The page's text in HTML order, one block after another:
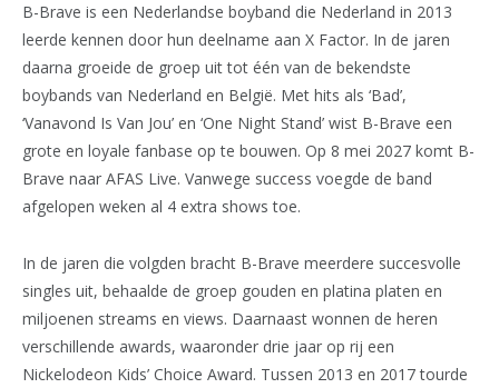
B-Brave is een Nederlandse boyband die Nederland in 2013
leerde kennen door hun deelname aan X Factor. In de jaren
daarna groeide de groep uit tot één van de bekendste
boybands van Nederland en België. Met hits als ‘Bad’,
‘Vanavond Is Van Jou’ en ‘One Night Stand’ wist B-Brave een
grote en loyale fanbase op te bouwen. Op 8 mei 2027 komt B-
Brave naar AFAS Live. Vanwege success voegde de band
afgelopen weken al 4 extra shows toe.
In de jaren die volgden bracht B-Brave meerdere succesvolle
singles uit, behaalde de groep gouden en platina platen en
miljoenen streams en views. Daarnaast wonnen de heren
verschillende awards, waaronder drie jaar op rij een
Nickelodeon Kids’ Choice Award. Tussen 2013 en 2017 tourde